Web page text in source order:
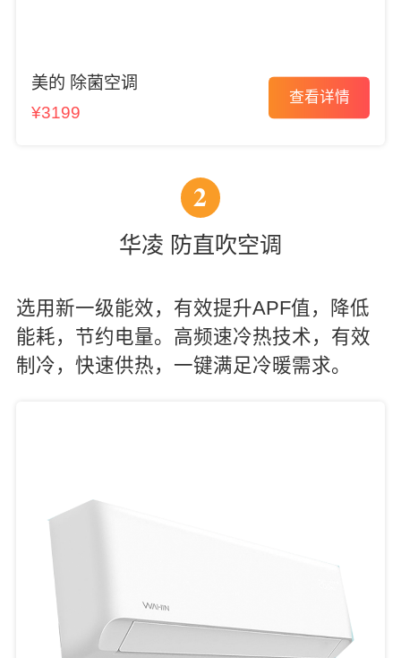
美的 除菌空调
¥3199
查看详情
2
华凌 防直吹空调
选用新一级能效，有效提升APF值，降低
能耗，节约电量。高频速冷热技术，有效
制冷，快速供热，一键满足冷暖需求。